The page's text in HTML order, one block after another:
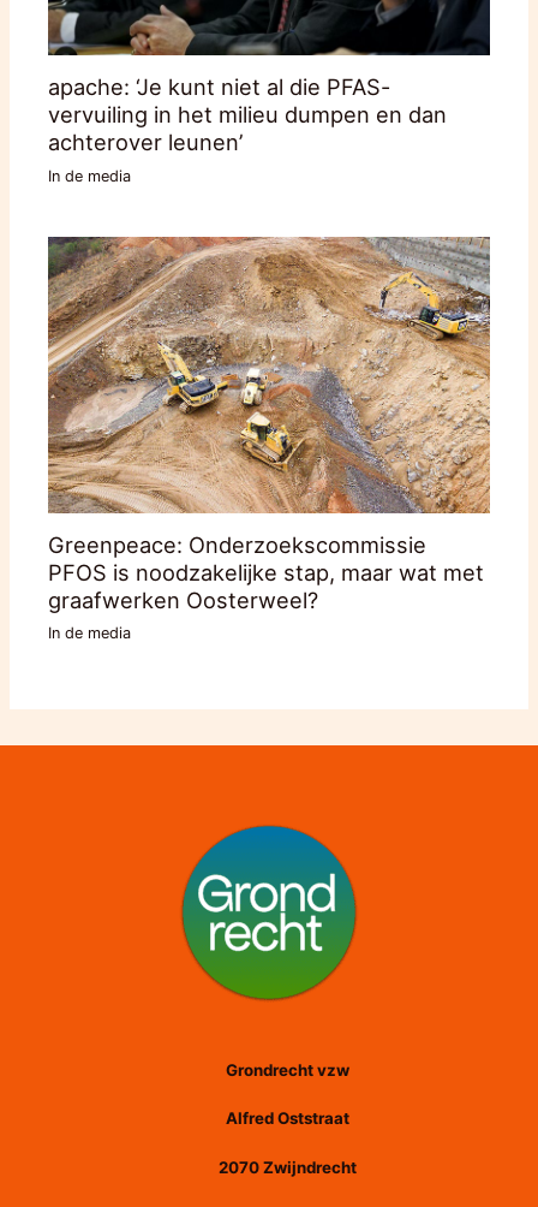
apache: ‘Je kunt niet al die PFAS-
vervuiling in het milieu dumpen en dan
achterover leunen’
In de media
Greenpeace: Onderzoekscommissie
PFOS is noodzakelijke stap, maar wat met
graafwerken Oosterweel?
In de media
Grondrecht vzw
Alfred Oststraat
2070 Zwijndrecht